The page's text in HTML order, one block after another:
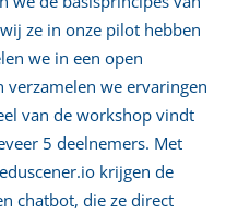
ze in onze pilot hebben
we in een open
verzamelen we ervaringen
van de workshop vindt
5 deelnemers. Met
krijgen de
chatbot, die ze direct